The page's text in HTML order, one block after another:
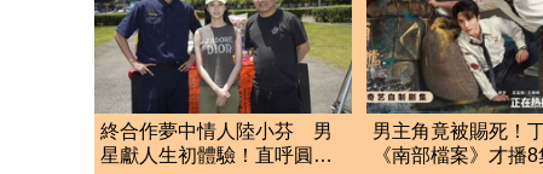
終合作夢中情人陸小芬 男
星獻人生初體驗！直呼圓夢
男主角竟被賜死！
《南部檔案》才播